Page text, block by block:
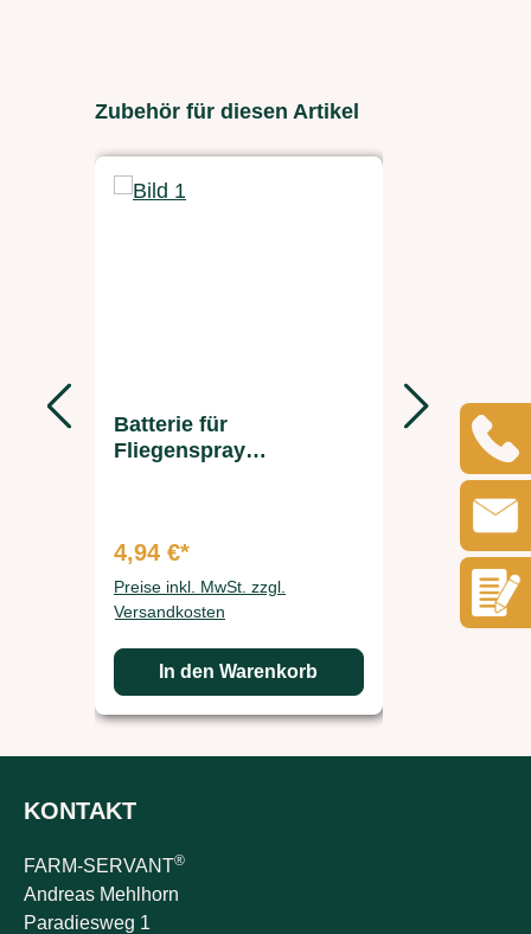
Produktgalerie überspringen
Zubehör für diesen Artikel
Batterie für
Fliegenspray
4,94 €*
Preise inkl. MwSt. zzgl.
Versandkosten
In den Warenkorb
Batterien
32,00 €*
Preise inkl.
KONTAKT
FARM-SERVANT®
Andreas Mehlhorn
Paradiesweg 1